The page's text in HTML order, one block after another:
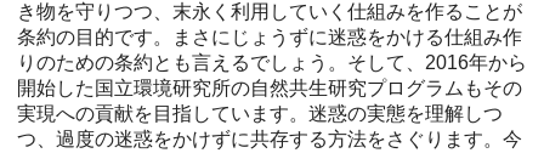
き物を守りつつ、末永く利用していく仕組みを作ることが
条約の目的です。まさにじょうずに迷惑をかける仕組み作
りのための条約とも言えるでしょう。そして、2016年から
開始した国立環境研究所の自然共生研究プログラムもその
実現への貢献を目指しています。迷惑の実態を理解しつ
つ、過度の迷惑をかけずに共存する方法をさぐります。今